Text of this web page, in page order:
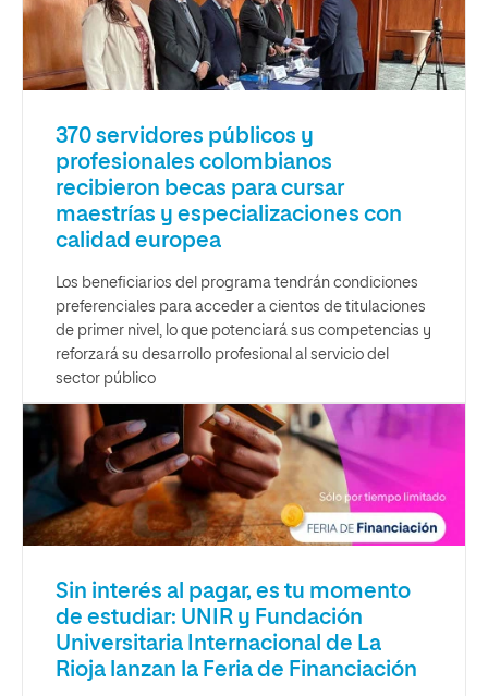
370 servidores públicos y
profesionales colombianos
recibieron becas para cursar
maestrías y especializaciones con
calidad europea
Los beneficiarios del programa tendrán condiciones
preferenciales para acceder a cientos de titulaciones
de primer nivel, lo que potenciará sus competencias y
reforzará su desarrollo profesional al servicio del
sector público
Sin interés al pagar, es tu momento
de estudiar: UNIR y Fundación
Universitaria Internacional de La
Rioja lanzan la Feria de Financiación